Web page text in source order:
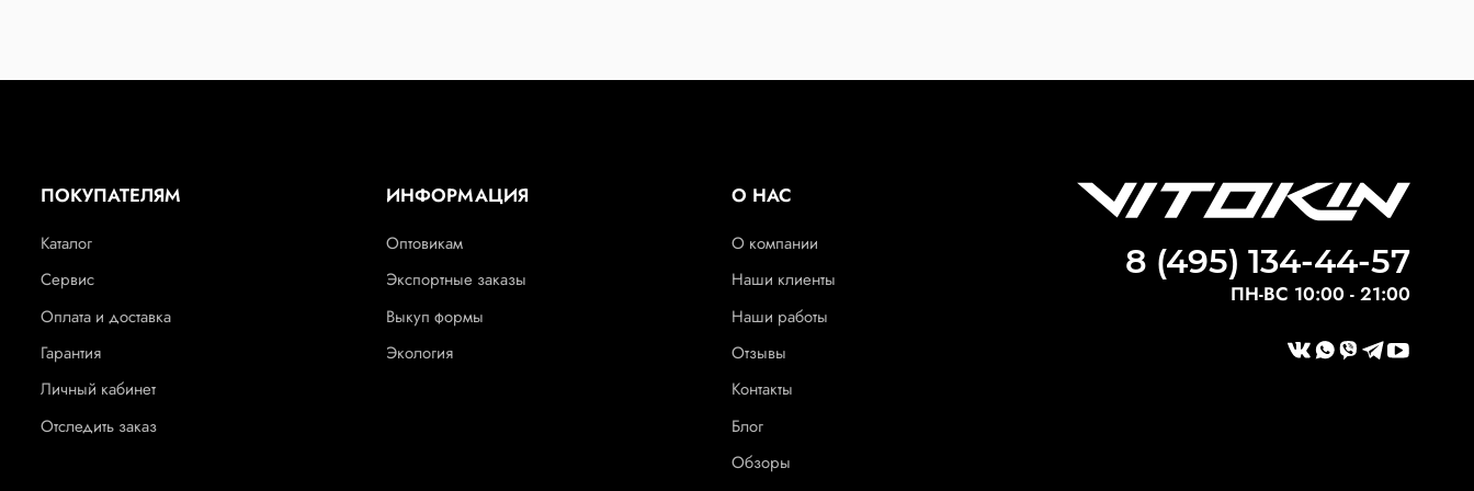
ПОКУПАТЕЛЯМ
Каталог
Сервис
Оплата и доставка
Гарантия
Личный кабинет
Отследить заказ
ИНФОРМАЦИЯ
Оптовикам
Экспортные заказы
Выкуп формы
Экология
О НАС
О компании
Наши клиенты
Наши работы
Отзывы
Контакты
Блог
Обзоры
8 (495) 134-44-57
ПН-ВС 10:00 - 21:00